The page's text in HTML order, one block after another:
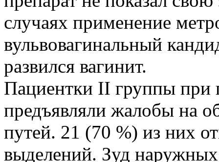
случаях применение
вульвовагинальный
развился вагинит.
Пациентки II группы при
предъявляли жалобы на
путей. 21 (70 %) из них
выделений. Зуд